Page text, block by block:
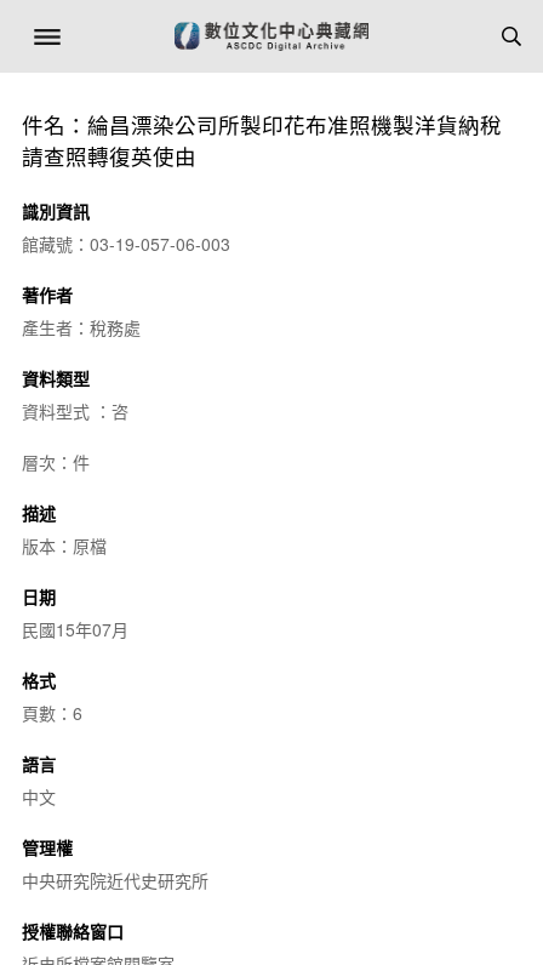
件名：綸昌漂染公司所製印花布准照機製洋貨納稅
請查照轉復英使由
識別資訊
館藏號：03-19-057-06-003
著作者
產生者：稅務處
資料類型
資料型式 ：咨
層次：件
描述
版本：原檔
日期
民國15年07月
格式
頁數：6
語言
中文
管理權
中央研究院近代史研究所
授權聯絡窗口